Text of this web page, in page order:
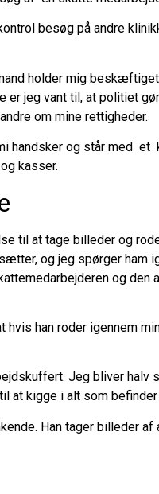
besøg på andre
holder mig
er jeg vant til, at politiet
om mine rettigheder.
handsker og står med et
kasser.
til at tage billeder og
og jeg spørger ham
og den
han roder igennem
Jeg bliver halv
at kigge i alt som
Han tager billeder